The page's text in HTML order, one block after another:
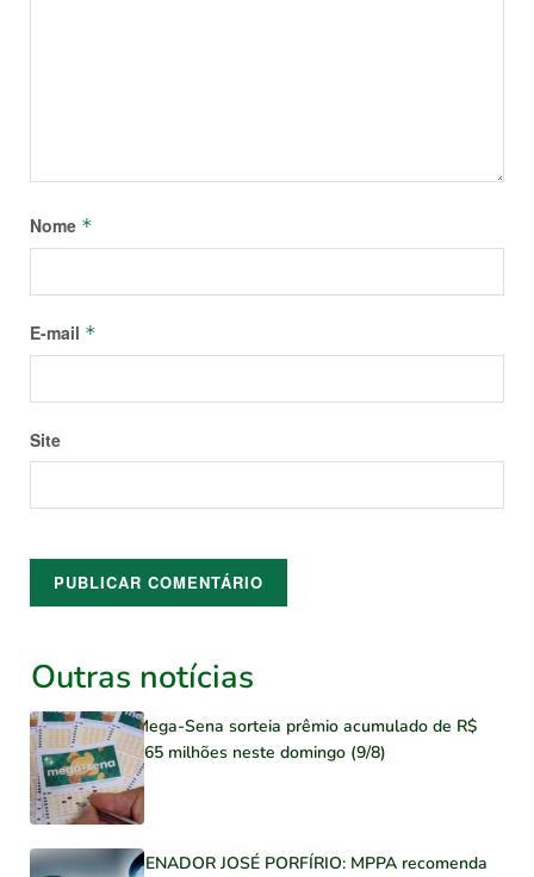
Nome *
E-mail *
Site
Outras notícias
Mega-Sena sorteia prêmio acumulado de R$
165 milhões neste domingo (9/8)
SENADOR JOSÉ PORFÍRIO: MPPA recomenda